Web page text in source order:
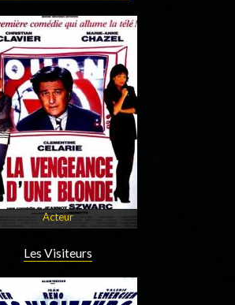
Acteur
Les Visiteurs